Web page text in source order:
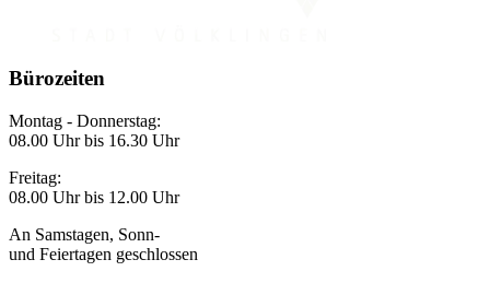
Bürozeiten
Montag - Donnerstag:
08.00 Uhr bis 16.30 Uhr
Freitag:
08.00 Uhr bis 12.00 Uhr
An Samstagen, Sonn-
und Feiertagen geschlossen